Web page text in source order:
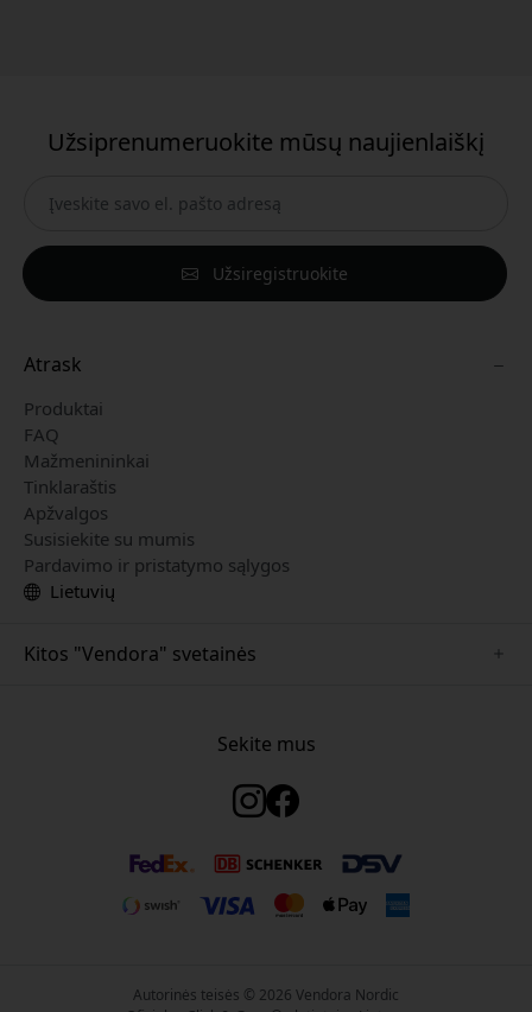
Užsiprenumeruokite mūsų naujienlaiškį
Užsiregistruokite
Atrask
Produktai
FAQ
Mažmenininkai
Tinklaraštis
Apžvalgos
Susisiekite su mumis
Pardavimo ir pristatymo sąlygos
Lietuvių
Kitos "Vendora" svetainės
www.plaud.se
Sekite mus
Autorinės teisės © 2026 Vendora Nordic